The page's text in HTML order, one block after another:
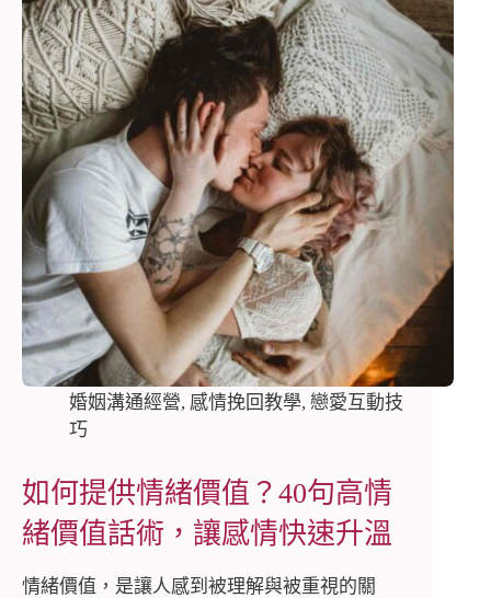
婚姻溝通經營, 感情挽回教學, 戀愛互動技
巧
如何提供情緒價值？40句高情
緒價值話術，讓感情快速升溫
情緒價值，是讓人感到被理解與被重視的關